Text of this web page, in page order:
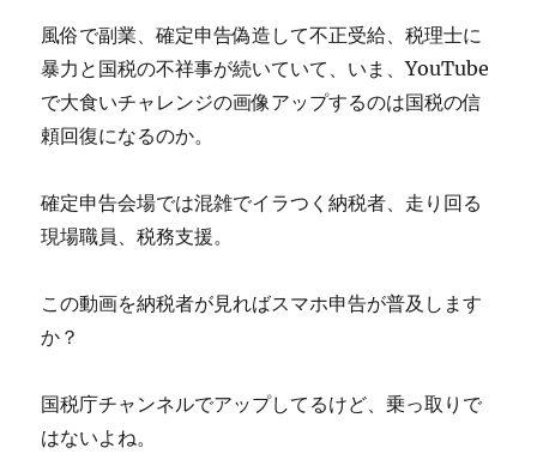
風俗で副業、確定申告偽造して不正受給、税理士に
暴力と国税の不祥事が続いていて、いま、YouTube
で大食いチャレンジの画像アップするのは国税の信
頼回復になるのか。
確定申告会場では混雑でイラつく納税者、走り回る
現場職員、税務支援。
この動画を納税者が見ればスマホ申告が普及します
か？
国税庁チャンネルでアップしてるけど、乗っ取りで
はないよね。